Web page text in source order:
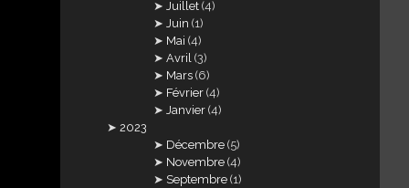
Juillet (4)
Juin (1)
Mai (4)
Avril (3)
Mars (6)
Février (4)
Janvier (4)
2023
Décembre (5)
Novembre (4)
Septembre (1)